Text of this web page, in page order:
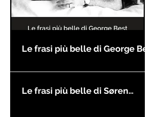
Le frasi più belle di George Best
Le frasi più belle di Søren